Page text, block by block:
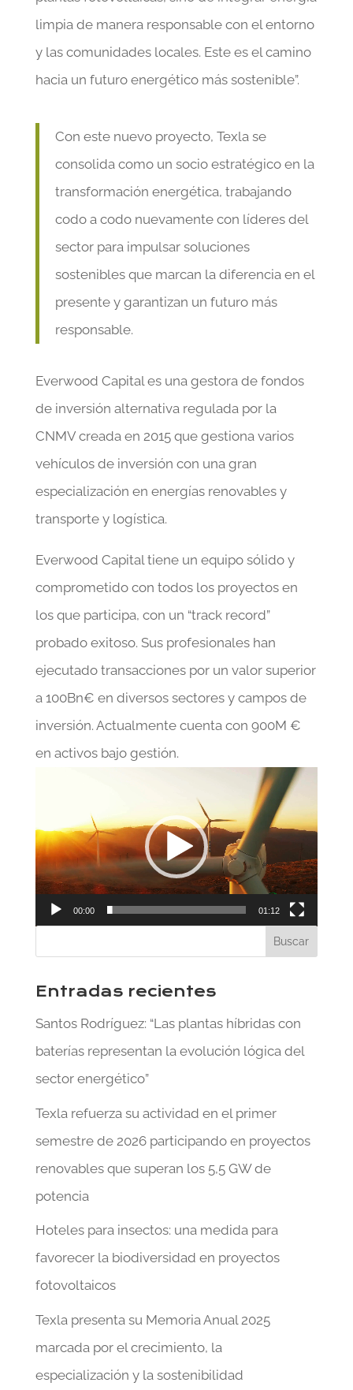
limpia de manera responsable con el entorno
y las comunidades locales. Este es el camino
hacia un futuro energético más sostenible”.
Con este nuevo proyecto, Texla se
consolida como un socio estratégico en la
transformación energética, trabajando
codo a codo nuevamente con líderes del
sector para impulsar soluciones
sostenibles que marcan la diferencia en el
presente y garantizan un futuro más
responsable.
Everwood Capital es una gestora de fondos
de inversión alternativa regulada por la
CNMV creada en 2015 que gestiona varios
vehículos de inversión con una gran
especialización en energías renovables y
transporte y logística.
Everwood Capital tiene un equipo sólido y
comprometido con todos los proyectos en
los que participa, con un “track record”
probado exitoso. Sus profesionales han
ejecutado transacciones por un valor superior
a 100Bn€ en diversos sectores y campos de
inversión. Actualmente cuenta con 900M €
en activos bajo gestión.
vídeo
00:00 01:12
Entradas recientes
Santos Rodríguez: “Las plantas híbridas con
baterías representan la evolución lógica del
sector energético”
Texla refuerza su actividad en el primer
semestre de 2026 participando en proyectos
renovables que superan los 5,5 GW de
potencia
Hoteles para insectos: una medida para
favorecer la biodiversidad en proyectos
fotovoltaicos
Texla presenta su Memoria Anual 2025
marcada por el crecimiento, la
especialización y la sostenibilidad